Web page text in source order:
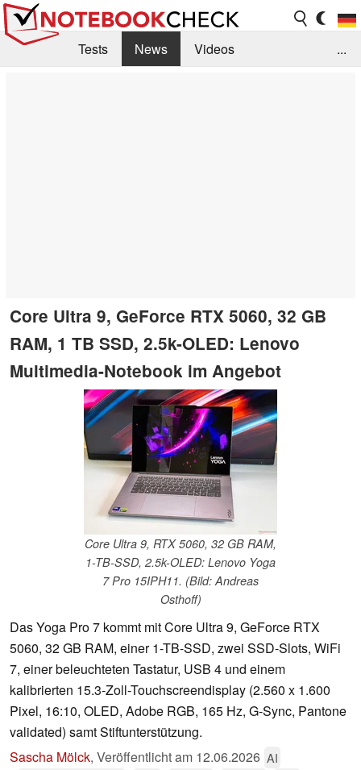
Tests News
Videos
...
Core Ultra 9, GeForce RTX 5060, 32 GB
RAM, 1 TB SSD, 2.5k-OLED: Lenovo
Multimedia-Notebook im Angebot
Core Ultra 9, RTX 5060, 32 GB RAM,
1-TB-SSD, 2.5k-OLED: Lenovo Yoga
7 Pro 15IPH11. (Bild: Andreas
Osthoff)
Das Yoga Pro 7 kommt mit Core Ultra 9, GeForce RTX
5060, 32 GB RAM, einer 1-TB-SSD, zwei SSD-Slots, WiFi
7, einer beleuchteten Tastatur, USB 4 und einem
kalibrierten 15.3-Zoll-Touchscreendisplay (2.560 x 1.600
Pixel, 16:10, OLED, Adobe RGB, 165 Hz, G-Sync, Pantone
validated) samt Stiftunterstützung.
Sascha Mölck, Veröffentlicht am 12.06.2026 AI